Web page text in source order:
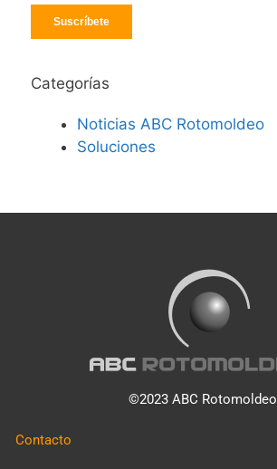
Categorías
Noticias ABC Rotomoldeo
Soluciones
©2023 ABC Rotomoldeo
Contacto